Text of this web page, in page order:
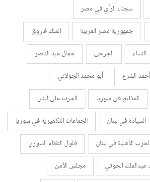
سجناء الرأي في مصر
جمهورية مصر العربية
الملك فاروق
النساء الجرحى
جمال عبد الناصر
أحمد الشرع
أبو محمد الجولاني
المذابح في سوريا
الحرب على لبنان
السيادة في لبنان
الجماعات التكفيرية في سوريا
الحرب الأهلية في لبنان
فلول النظام السوري
عبدالملك الحوثي
مجلس الأمن